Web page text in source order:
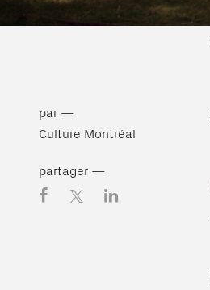
par —
Culture Montréal
partager —